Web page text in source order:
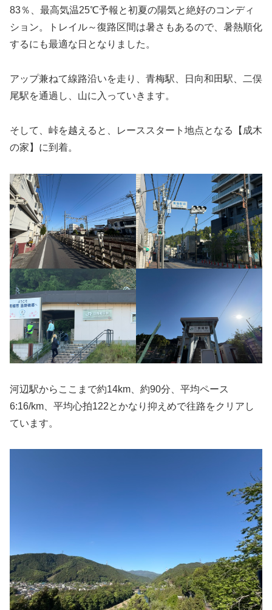
83％、最高気温25℃予報と初夏の陽気と絶好のコンディ
ション。トレイル～復路区間は暑さもあるので、暑熱順化
するにも最適な日となりました。
アップ兼ねて線路沿いを走り、青梅駅、日向和田駅、二俣
尾駅を通過し、山に入っていきます。
そして、峠を越えると、レーススタート地点となる【成木
の家】に到着。
河辺駅からここまで約14km、約90分、平均ペース
6:16/km、平均心拍122とかなり抑えめで往路をクリアし
ています。